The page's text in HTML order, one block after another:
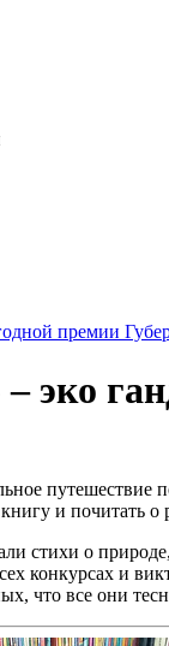
премии
эко
и почитать
стихи о
конкурсах и
что все они